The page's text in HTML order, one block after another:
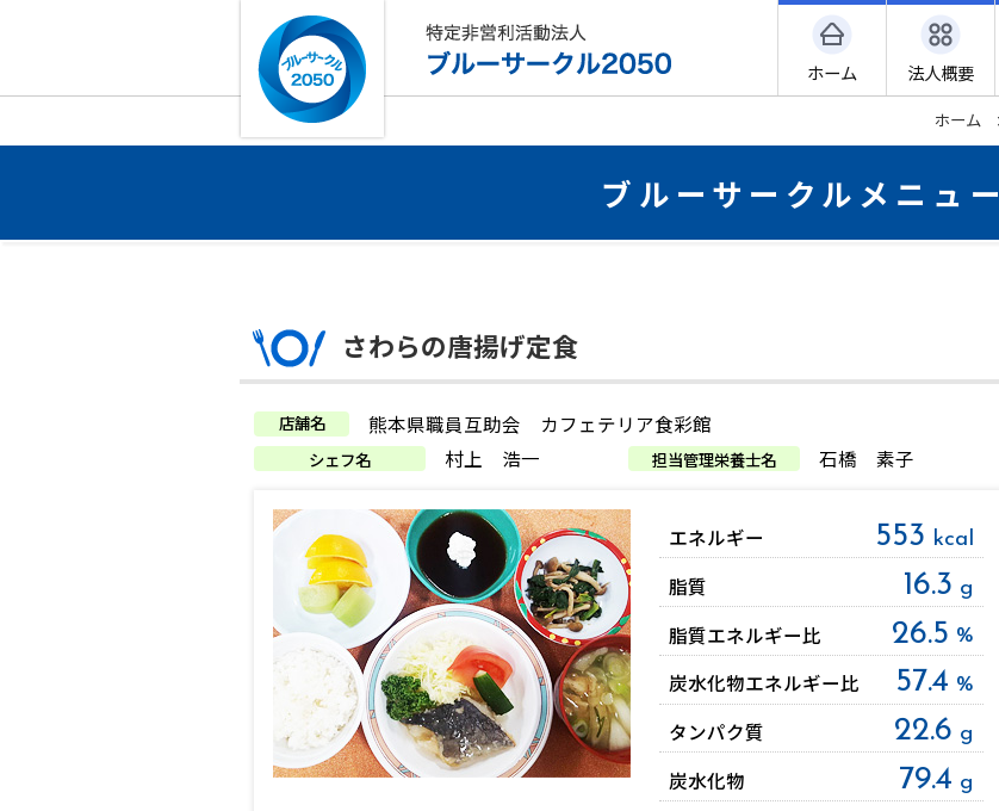
ホーム 法人概要
ホーム
ブルーサークルメニュー
さわらの唐揚げ定食
店舗名 熊本県職員互助会 カフェテリア食彩館
シェフ名 村上 浩一 担当管理栄養士名 石橋 素子
エネルギー 553 kcal
脂質 16.3 g
脂質エネルギー比 26.5 %
炭水化物エネルギー比 57.4 %
タンパク質 22.6 g
炭水化物 79.4 g